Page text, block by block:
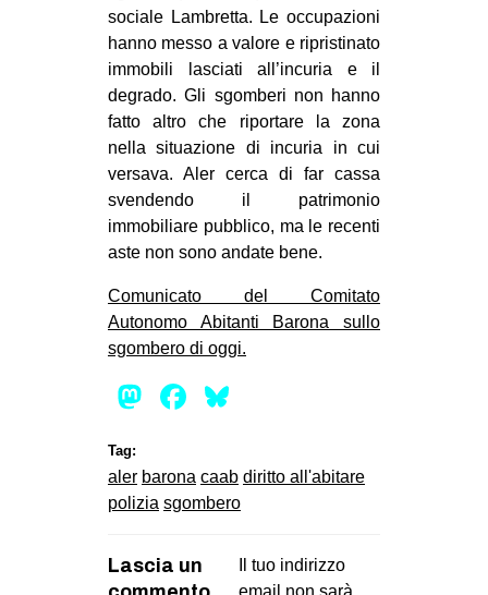
EUROPA
MEDIO ORIENTE
MONDO
EVENTI
in
Fb
bsky
sociale Lambretta. Le occupazioni
hanno messo a valore e ripristinato
immobili lasciati all’incuria e il
degrado. Gli sgomberi non hanno
fatto altro che riportare la zona
nella situazione di incuria in cui
versava. Aler cerca di far cassa
svendendo il patrimonio
immobiliare pubblico, ma le recenti
aste non sono andate bene.
Comunicato del Comitato
Autonomo Abitanti Barona sullo
sgombero di oggi.
Mastodon
Facebook
Tag:
aler barona caab diritto all'abitare
polizia sgombero
Lascia un
Il tuo indirizzo
email non sarà